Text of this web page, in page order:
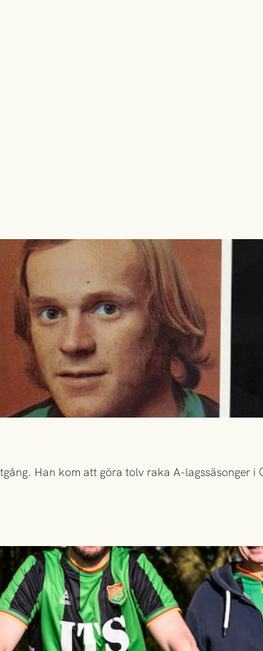
Han kom att göra tolv raka A-lagssäsonger